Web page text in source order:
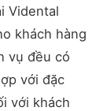
Vidental
khách hàng
vụ đều có
với đặc
với khách